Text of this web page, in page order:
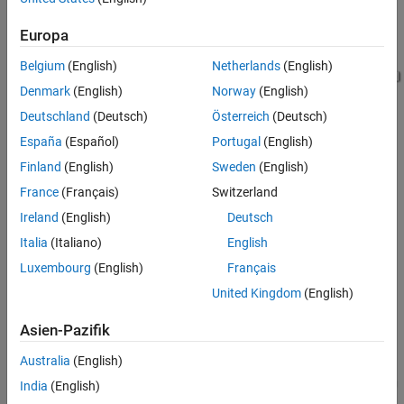
Load-Sensing Velocity Control Subsystem
Europa
Belgium (English)
Denmark (English)
Deutschland (Deutsch)
España (Español)
Finland (English)
France (Français)
Ireland (English)
Italia (Italiano)
Luxembourg (English)
Netherlands(English)
Norway(English)
Österreich (Deutsch)
Portugal (English)
Sweden (English)
Switzerland
Deutsch
English
Français
United Kingdom(English)
Asien-Pazifik
Australia (English)
India (English)